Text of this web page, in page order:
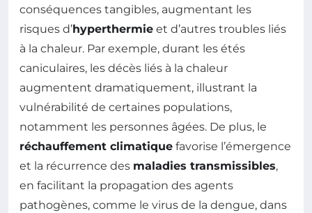
conséquences tangibles, augmentant les
risques d’hyperthermie et d’autres troubles liés
à la chaleur. Par exemple, durant les étés
caniculaires, les décès liés à la chaleur
augmentent dramatiquement, illustrant la
vulnérabilité de certaines populations,
notamment les personnes âgées. De plus, le
réchauffement climatique favorise l’émergence
et la récurrence des maladies transmissibles,
en facilitant la propagation des agents
pathogènes, comme le virus de la dengue, dans